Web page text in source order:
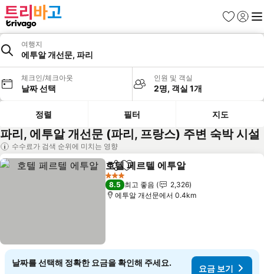
즐겨찾기
로그인
메
여행지
에투알 개선문, 파리
체크인/체크아웃
날짜 선택
인원 및 객실
2명, 객실 1개
정렬 필터 지도
파리, 에투알 개선문 (파리, 프랑스) 주변 숙박 시설
수수료가 검색 순위에 미치는 영향
공유 즐겨찾기에 추가
호텔 페르텔 에투알
3 성급
8.5 최고 좋음
2,326
에투알 개선문에서 0.4km
날짜를 선택해 정확한 요금을 확인해 주세요.
요금 보기